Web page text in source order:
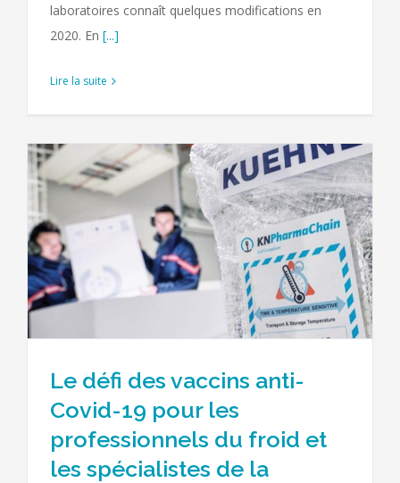
laboratoires connaît quelques modifications en
2020. En [...]
Lire la suite
Le défi des vaccins anti-
Covid-19 pour les
professionnels du froid et
les spécialistes de la